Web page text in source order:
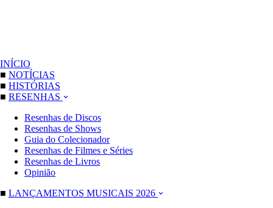
INÍCIO
■ NOTÍCIAS
■ HISTÓRIAS
■ RESENHAS
Resenhas de Discos
Resenhas de Shows
Guia do Colecionador
Resenhas de Filmes e Séries
Resenhas de Livros
Opinião
■ LANÇAMENTOS MUSICAIS 2026